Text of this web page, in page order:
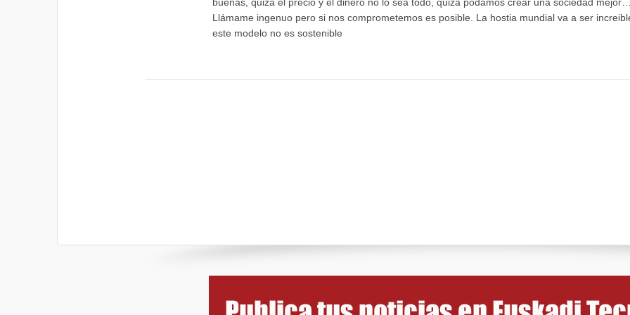
Llámame ingenuo pero si nos comprometemos es posible. La hostia mundial va a ser
este modelo no es sostenible